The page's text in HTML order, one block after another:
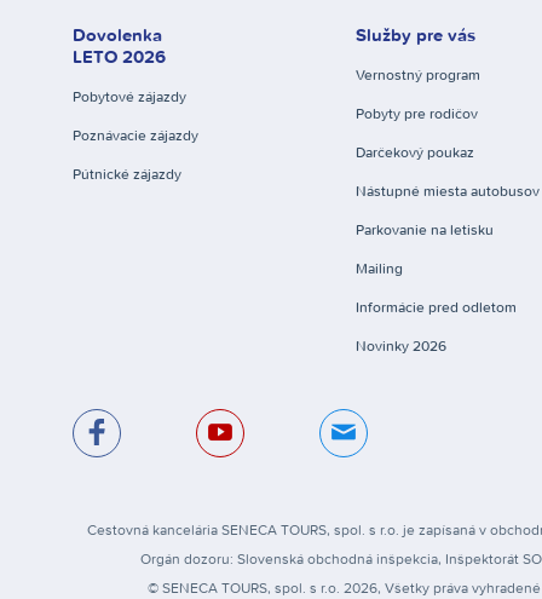
Dovolenka
LETO 2026
Pobytové zájazdy
Poznávacie zájazdy
Pútnické zájazdy
Služby pre vás
Vernostný program
Pobyty pre rodičov
Darčekový poukaz
Nástupné miesta autobusov
Parkovanie na letisku
Mailing
Informácie pred odletom
Novinky 2026
Cestovná kancelária SENECA TOURS, spol. s r.o. je zapísaná v
Orgán dozoru: Slovenská obchodná inšpekcia, Inšpektorát
© SENECA TOURS, spol. s r.o. 2026, Všetky práva